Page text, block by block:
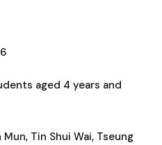
aged 4 years and
Tin Shui Wai, Tseung